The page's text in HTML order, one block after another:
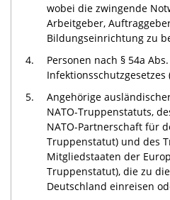
wobei die zwingende
Arbeitgeber,
Bildungseinrichtung zu
4.
Personen nach § 54a
Infektionsschutzgesetzes
5.
Angehörige
NATO-Truppenstatuts,
NATO-Partnerschaft für
Truppenstatut) und des
Mitgliedstaaten der
Truppenstatut), die zu
Deutschland einreisen